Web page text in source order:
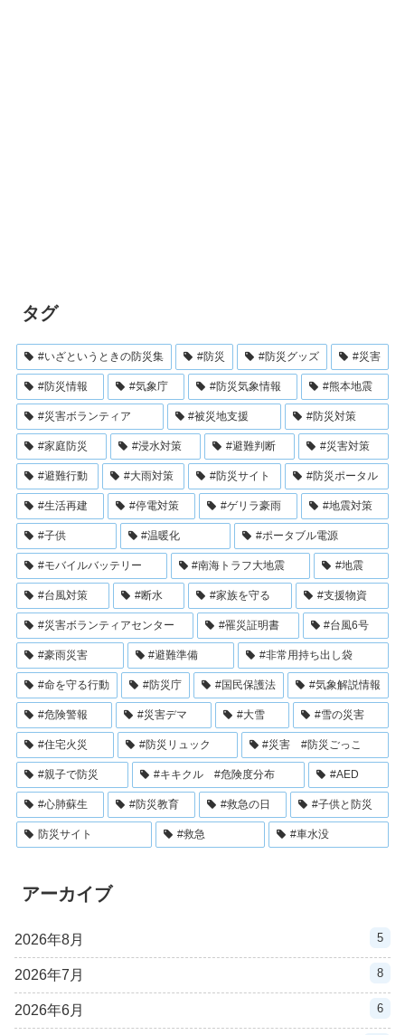
タグ
#いざというときの防災集 #防災 #防災グッズ #災害
#防災情報 #気象庁 #防災気象情報 #熊本地震
#災害ボランティア #被災地支援 #防災対策
#家庭防災 #浸水対策 #避難判断 #災害対策
#避難行動 #大雨対策 #防災サイト #防災ポータル
#生活再建 #停電対策 #ゲリラ豪雨 #地震対策
#子供 #温暖化 #ポータブル電源
#モバイルバッテリー #南海トラフ大地震 #地震
#台風対策 #断水 #家族を守る #支援物資
#災害ボランティアセンター #罹災証明書 #台風6号
#豪雨災害 #避難準備 #非常用持ち出し袋
#命を守る行動 #防災庁 #国民保護法 #気象解説情報
#危険警報 #災害デマ #大雪 #雪の災害
#住宅火災 #防災リュック #災害 #防災ごっこ
#親子で防災 #キキクル #危険度分布 #AED
#心肺蘇生 #防災教育 #救急の日 #子供と防災
防災サイト #救急 #車水没
アーカイブ
2026年8月 5
2026年7月 8
2026年6月 6